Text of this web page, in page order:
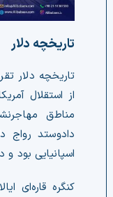
تاریخچه دلار
از استقلال
مناطق
دادوستد رواج
اسپانیایی بود
کنگره قاره‌ای